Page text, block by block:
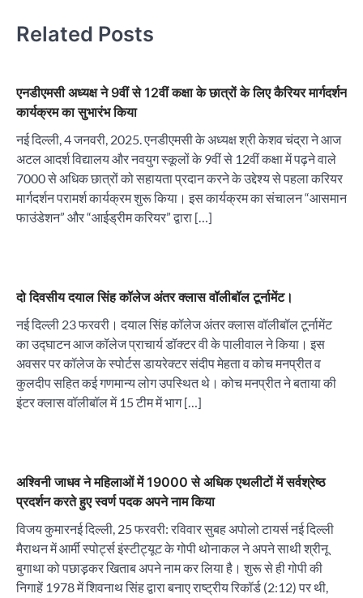
Related Posts
एनडीएमसी अध्यक्ष ने 9वीं से 12वीं कक्षा के छात्रों के लिए कैरियर मार्गदर्शन
कार्यक्रम का सुभारंभ किया
नई दिल्ली, 4 जनवरी, 2025. एनडीएमसी के अध्यक्ष श्री केशव चंद्रा ने आज
अटल आदर्श विद्यालय और नवयुग स्कूलों के 9वीं से 12वीं कक्षा में पढ़ने वाले
7000 से अधिक छात्रों को सहायता प्रदान करने के उद्देश्य से पहला करियर
मार्गदर्शन परामर्श कार्यक्रम शुरू किया। इस कार्यक्रम का संचालन “आसमान
फाउंडेशन” और “आईड्रीम करियर” द्वारा […]
दो दिवसीय दयाल सिंह कॉलेज अंतर क्लास वॉलीबॉल टूर्नामेंट।
नई दिल्ली 23 फरवरी। दयाल सिंह कॉलेज अंतर क्लास वॉलीबॉल टूर्नामेंट
का उद्घाटन आज कॉलेज प्राचार्य डॉक्टर वी के पालीवाल ने किया। इस
अवसर पर कॉलेज के स्पोर्टस डायरेक्टर संदीप मेहता व कोच मनप्रीत व
कुलदीप सहित कई गणमान्य लोग उपस्थित थे। कोच मनप्रीत ने बताया की
इंटर क्लास वॉलीबॉल में 15 टीम में भाग […]
अश्विनी जाधव ने महिलाओं में 19000 से अधिक एथलीटों में सर्वश्रेष्ठ
प्रदर्शन करते हुए स्वर्ण पदक अपने नाम किया
विजय कुमारनई दिल्ली, 25 फरवरी: रविवार सुबह अपोलो टायर्स नई दिल्ली
मैराथन में आर्मी स्पोर्ट्स इंस्टीट्यूट के गोपी थोनाकल ने अपने साथी श्रीनू
बुगाथा को पछाड़़कर खिताब अपने नाम कर लिया है। शुरू से ही गोपी की
निगाहें 1978 में शिवनाथ सिंह द्वारा बनाए राष्ट्रीय रिकॉर्ड (2:12) पर थी,